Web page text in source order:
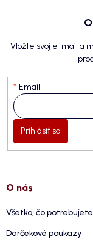
Vložte svoj e-mail a
Email
Prihlásiť sa
O nás
Všetko, čo
Darčekové poukazy